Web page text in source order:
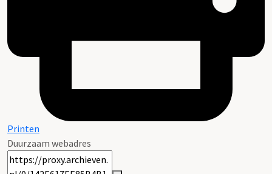
Printen
Duurzaam webadres